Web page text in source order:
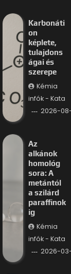
Karbonáti
on
képlete,
tulajdons
ágai és
szerepe
Kémia
infók - Kata
2026-
Az
alkánok
homológ
sora: A
metántól
a szilárd
paraffinok
ig
Kémia
infók - Kata
2026-